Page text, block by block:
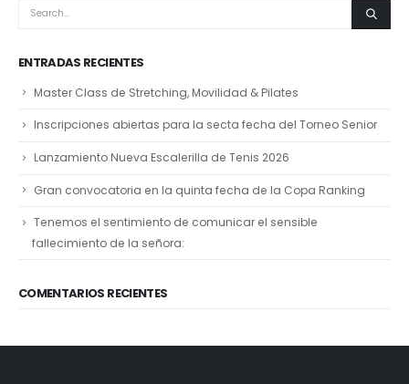
ENTRADAS RECIENTES
Master Class de Stretching, Movilidad & Pilates
Inscripciones abiertas para la secta fecha del Torneo Senior
Lanzamiento Nueva Escalerilla de Tenis 2026
Gran convocatoria en la quinta fecha de la Copa Ranking
Tenemos el sentimiento de comunicar el sensible
fallecimiento de la señora:
COMENTARIOS RECIENTES